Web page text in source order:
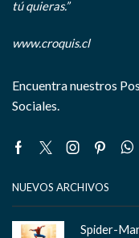
tú quieras.”
www.croquis.cl
Encuentra nuestros
Sociales.
Facebook
TwitterInstagram
NUEVOS ARCHIVOS
Spider-